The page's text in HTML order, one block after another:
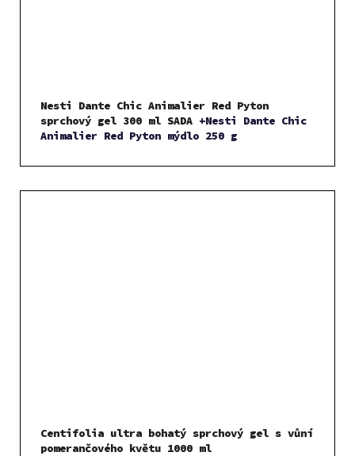
Nesti Dante Chic Animalier Red Pyton
sprchový gel 300 ml SADA +Nesti Dante Chic
Animalier Red Pyton mýdlo 250 g
Centifolia ultra bohatý sprchový gel s vůní
pomerančového květu 1000 ml